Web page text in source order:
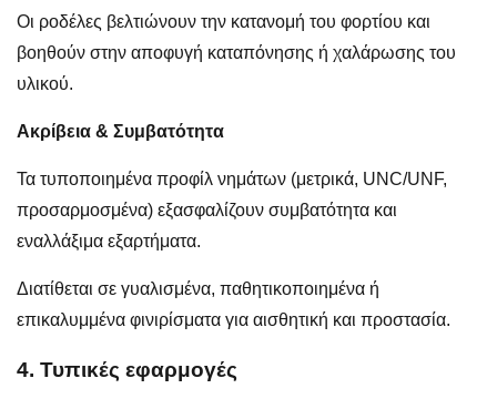
Οι ροδέλες βελτιώνουν την κατανομή του φορτίου και
βοηθούν στην αποφυγή καταπόνησης ή χαλάρωσης του
υλικού.
Ακρίβεια & Συμβατότητα
Τα τυποποιημένα προφίλ νημάτων (μετρικά, UNC/UNF,
προσαρμοσμένα) εξασφαλίζουν συμβατότητα και
εναλλάξιμα εξαρτήματα.
Διατίθεται σε γυαλισμένα, παθητικοποιημένα ή
επικαλυμμένα φινιρίσματα για αισθητική και προστασία.
4. Τυπικές εφαρμογές